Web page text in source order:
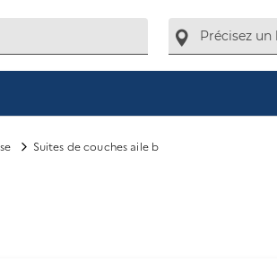
Suites de couches aile b